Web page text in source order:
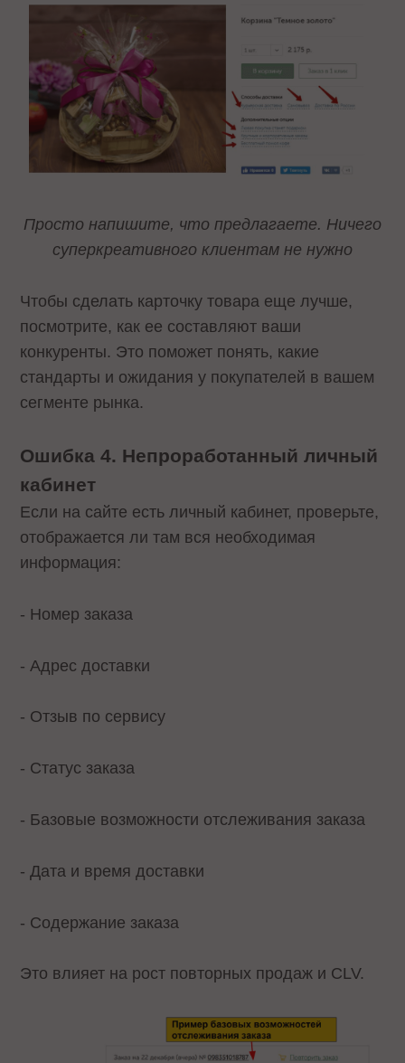
Просто напишите, что предлагаете. Ничего
суперкреативного клиентам не нужно
Чтобы сделать карточку товара еще лучше,
посмотрите, как ее составляют ваши
конкуренты. Это поможет понять, какие
стандарты и ожидания у покупателей в вашем
сегменте рынка.
Ошибка 4. Непроработанный личный
кабинет
Если на сайте есть личный кабинет, проверьте,
отображается ли там вся необходимая
информация:
- Номер заказа
- Адрес доставки
- Отзыв по сервису
- Статус заказа
- Базовые возможности отслеживания заказа
- Дата и время доставки
- Содержание заказа
Это влияет на рост повторных продаж и CLV.